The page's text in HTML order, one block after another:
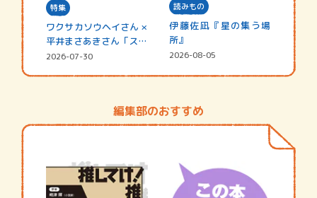
特集
ワクサカソウヘイさん ×
平井まさあきさん「スペ
シャ…
2026-07-30
読みもの
伊藤佐凪『星の集う場
所』
2026-08-05
編集部のおすすめ